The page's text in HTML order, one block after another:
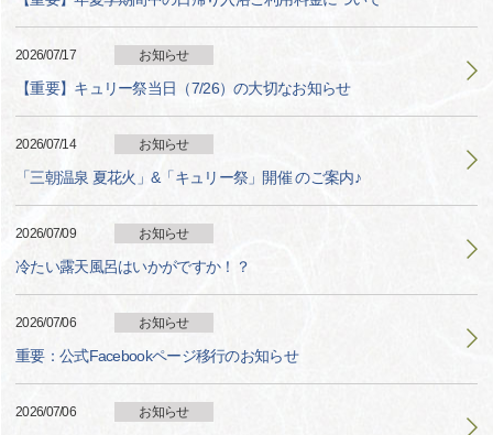
2026/07/17 お知らせ
【重要】キュリー祭当日（7/26）の大切なお知らせ
2026/07/14 お知らせ
「三朝温泉 夏花火」&「キュリー祭」開催 のご案内♪
2026/07/09 お知らせ
冷たい露天風呂はいかがですか！？
2026/07/06 お知らせ
重要：公式Facebookページ移行のお知らせ
2026/07/06 お知らせ